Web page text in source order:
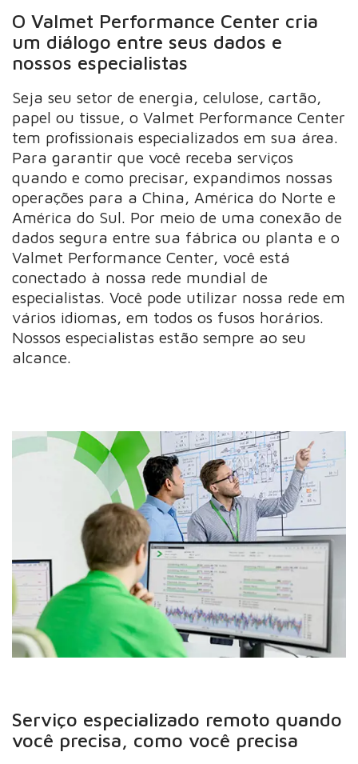
O Valmet Performance Center cria
um diálogo entre seus dados e
nossos especialistas
Seja seu setor de energia, celulose, cartão,
papel ou tissue, o Valmet Performance Center
tem profissionais especializados em sua área.
Para garantir que você receba serviços
quando e como precisar, expandimos nossas
operações para a China, América do Norte e
América do Sul. Por meio de uma conexão de
dados segura entre sua fábrica ou planta e o
Valmet Performance Center, você está
conectado à nossa rede mundial de
especialistas. Você pode utilizar nossa rede em
vários idiomas, em todos os fusos horários.
Nossos especialistas estão sempre ao seu
alcance.
Serviço especializado remoto quando
você precisa, como você precisa